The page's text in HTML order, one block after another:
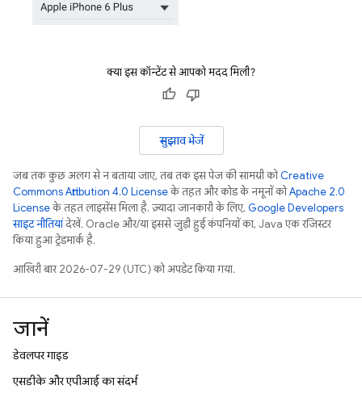
क्या इस कॉन्टेंट से आपको मदद मिली?
सुझाव भेजें
जब तक कुछ अलग से न बताया जाए, तब तक इस पेज की सामग्री कोCreative
Commons Attribution 4.0 Licenseके तहत और कोड के नमूनों कोApache 2.0
Licenseके तहत लाइसेंस मिला है. ज़्यादा जानकारी के लिए, Google Developers
साइट नीतियांदेखें. Oracle और/या इससे जुड़ी हुई कंपनियों का, Java एक रजिस्टर
किया हुआ ट्रेडमार्क है.
आखिरी बार 2026-07-29 (UTC) को अपडेट किया गया.
जानें
डेवलपर गाइड
एसडीके और एपीआई का संदर्भ